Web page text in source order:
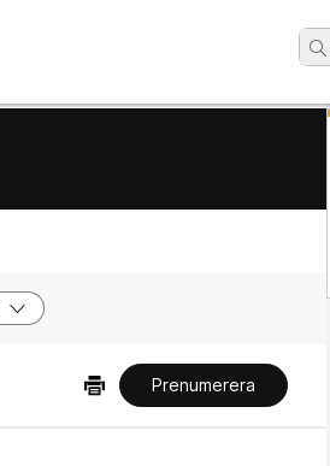
Prenumerera